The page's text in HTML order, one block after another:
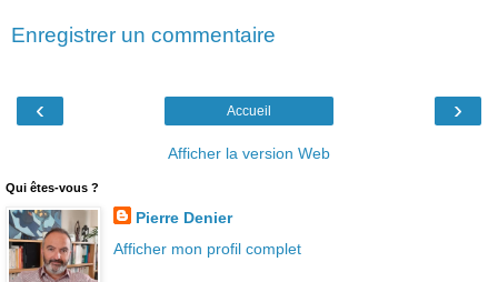
Enregistrer un commentaire
‹ ›
Accueil
Afficher la version Web
Qui êtes-vous ?
Pierre Denier
Afficher mon profil complet